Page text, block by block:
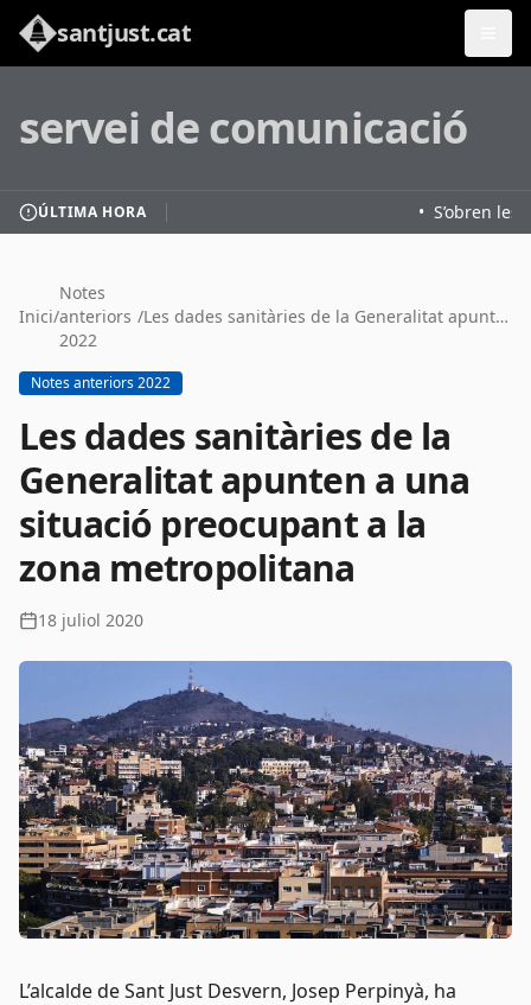
santjust.cat
servei de comunicació
ÚLTIMA HORA S’obren les
Inici/
Notes
anteriors
2022
/ Les dades sanitàries de la Generalitat apunten a una situació preocupant a la zona metropolitana
Notes anteriors 2022
Les dades sanitàries de la
Generalitat apunten a una
situació preocupant a la
zona metropolitana
18 juliol 2020
L’alcalde de Sant Just Desvern, Josep Perpinyà, ha